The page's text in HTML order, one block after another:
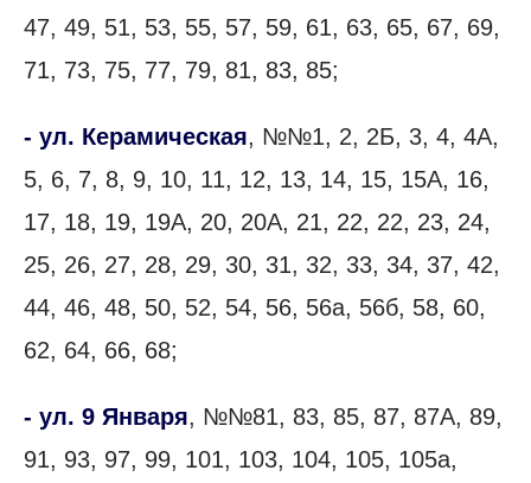
47, 49, 51, 53, 55, 57, 59, 61, 63, 65, 67, 69,
71, 73, 75, 77, 79, 81, 83, 85;
- ул. Керамическая, №№1, 2, 2Б, 3, 4, 4А,
5, 6, 7, 8, 9, 10, 11, 12, 13, 14, 15, 15А, 16,
17, 18, 19, 19А, 20, 20А, 21, 22, 22, 23, 24,
25, 26, 27, 28, 29, 30, 31, 32, 33, 34, 37, 42,
44, 46, 48, 50, 52, 54, 56, 56а, 56б, 58, 60,
62, 64, 66, 68;
- ул. 9 Января, №№81, 83, 85, 87, 87А, 89,
91, 93, 97, 99, 101, 103, 104, 105, 105а,